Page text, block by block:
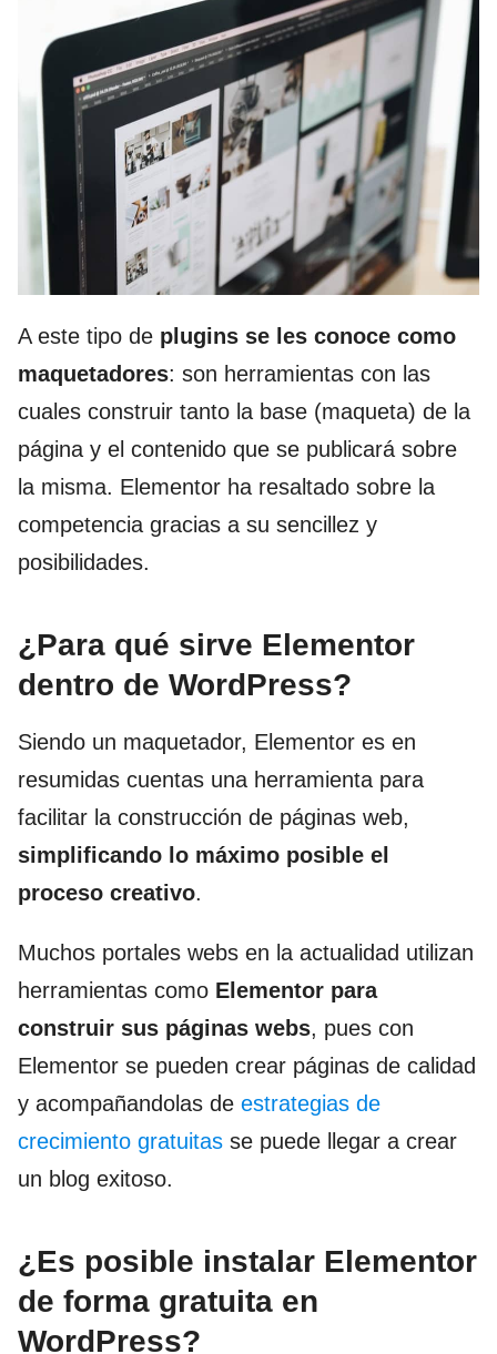
A este tipo de plugins se les conoce como
maquetadores: son herramientas con las
cuales construir tanto la base (maqueta) de la
página y el contenido que se publicará sobre
la misma. Elementor ha resaltado sobre la
competencia gracias a su sencillez y
posibilidades.
¿Para qué sirve Elementor
dentro de WordPress?
Siendo un maquetador, Elementor es en
resumidas cuentas una herramienta para
facilitar la construcción de páginas web,
simplificando lo máximo posible el
proceso creativo.
Muchos portales webs en la actualidad utilizan
herramientas como Elementor para
construir sus páginas webs, pues con
Elementor se pueden crear páginas de calidad
y acompañandolas de estrategias de
crecimiento gratuitas se puede llegar a crear
un blog exitoso.
¿Es posible instalar Elementor
de forma gratuita en
WordPress?